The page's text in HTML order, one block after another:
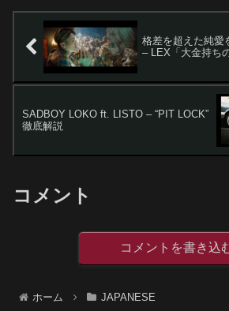
格差を超えた純愛
– LEX「大金持ち
SADBOY LOKO ft. LISTO – “PIT LOCK”
徹底解説
コメント
コメントを書き込
ホーム JAPANESE